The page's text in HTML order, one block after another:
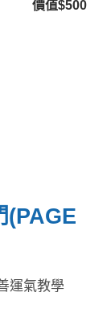
價值$500
(PAGE
運氣教學